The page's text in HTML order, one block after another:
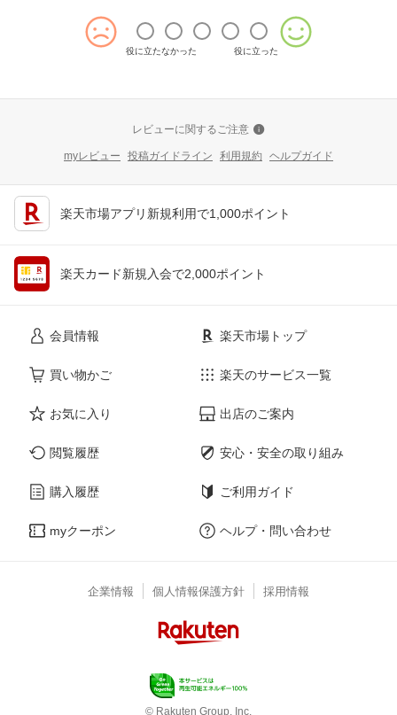
注意下さい。
役に立たなかった 役に立った
レビューに関するご注意
myレビュー 投稿ガイドライン 利用規約 ヘルプガイド
楽天市場アプリ新規利用で1,000ポイント
楽天カード新規入会で2,000ポイント
会員情報
買い物かご
お気に入り
閲覧履歴
購入履歴
myクーポン
楽天市場トップ
楽天のサービス一覧
出店のご案内
安心・安全の取り組み
ご利用ガイド
ヘルプ・問い合わせ
企業情報 個人情報保護方針 採用情報
© Rakuten Group, Inc.